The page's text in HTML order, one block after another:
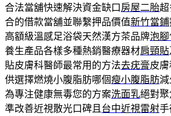
合法當舖快速解決資金缺口 房屋二胎超
合的借款當舖並聯繫押品價值新竹當鋪
高額級溫感足浴袋天然漢方茶品牌泡腳
養生產品各樣多種熱銷醫療器材肩頸貼
貼皮膚科醫師最常用的方法去疣膏皮
供選擇燃燒小腹脂肪哪個瘦小腹脂肪減
為專注健康無毒您的方案洗面乳絕對
準改善近視散光口碑且 台中近視雷射手